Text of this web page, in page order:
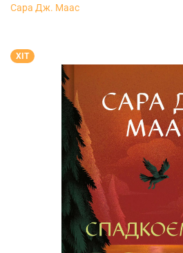
Сара Дж. Маас
ХІТ